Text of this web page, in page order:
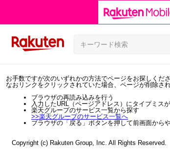
お手数ですが次のいずれかの方法でページをお探しくださ
なおリンクをクリックされていた場合、ページが削除さ
ブラウザの再読み込みを行う
入力したURL（ページアドレス）にタイプミス
楽天グループのサービス一覧から探す
>>楽天グループのサービス一覧へ
ブラウザの「戻る」ボタンを押して前画面から
Copyright (c) Rakuten Group, Inc. All Rights Reserved.